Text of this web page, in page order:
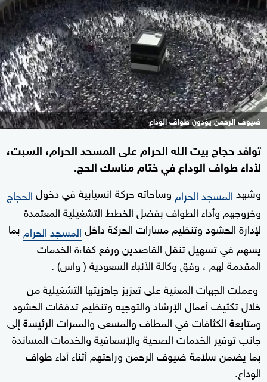
ضيوف الرحمن يؤدون طواف الوداع
توافد حجاج بيت الله الحرام على المسحد الحرام، السبت،
لأداء طواف الوداع في ختام مناسك الحج.
وشهدالمسجد الحرام وساحاته حركة انسيابية في دخولالحجاج
وخروجهم وأداء الطواف بفضل الخطط التشغيلية المعتمدة
لإدارة الحشود وتنظيم مسارات الحركة داخلالمسجد الحرام بما
يسهم في تسهيل تنقل القاصدين ورفع كفاءة الخدمات
المقدمة لهم ، وفق وكالة الأنباء السعودية ( واس) .
وعملت الجهات المعنية على تعزيز جاهزيتها التشغيلية من
خلال تكثيف أعمال الإرشاد والتوجيه وتنظيم تدفقات الحشود
ومتابعة الكثافات في المطاف والمسعى والممرات الرئيسة إلى
جانب توفير الخدمات الصحية والإسعافية والخدمات المساندة
بما يضمن سلامة ضيوف الرحمن وراحتهم أثناء أداء طواف
الوداع.